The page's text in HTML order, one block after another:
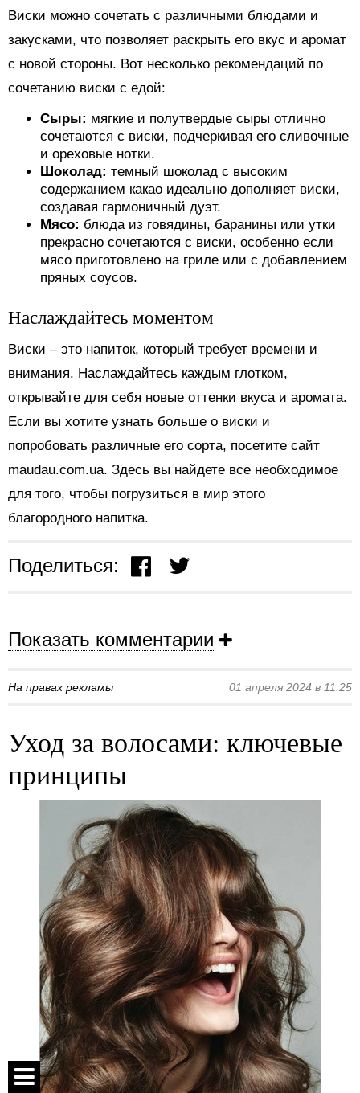
Виски можно сочетать с различными блюдами и
закусками, что позволяет раскрыть его вкус и аромат
с новой стороны. Вот несколько рекомендаций по
сочетанию виски с едой:
Сыры: мягкие и полутвердые сыры отлично
сочетаются с виски, подчеркивая его сливочные
и ореховые нотки.
Шоколад: темный шоколад с высоким
содержанием какао идеально дополняет виски,
создавая гармоничный дуэт.
Мясо: блюда из говядины, баранины или утки
прекрасно сочетаются с виски, особенно если
мясо приготовлено на гриле или с добавлением
пряных соусов.
Наслаждайтесь моментом
Виски – это напиток, который требует времени и
внимания. Наслаждайтесь каждым глотком,
открывайте для себя новые оттенки вкуса и аромата.
Если вы хотите узнать больше о виски и
попробовать различные его сорта, посетите сайт
maudau.com.ua. Здесь вы найдете все необходимое
для того, чтобы погрузиться в мир этого
благородного напитка.
Поделиться:
Показать комментарии
На правах рекламы 01 апреля 2024 в 11:25
Уход за волосами: ключевые
принципы